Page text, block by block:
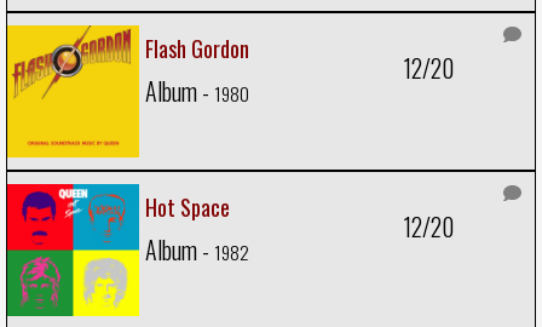
Flash Gordon
Album - 1980
12/20
Hot Space
Album - 1982
12/20